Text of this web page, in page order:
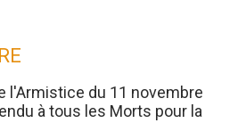
l'Armistice du 11 novembre
à tous les Morts pour la